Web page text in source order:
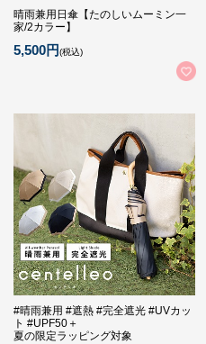
晴雨兼用日傘【たのしいムーミン一
家/2カラー】
5,500円(税込)
#晴雨兼用 #遮熱 #完全遮光 #UVカッ
ト #UPF50＋
夏の限定ラッピング対象